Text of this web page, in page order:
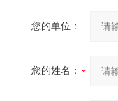
您的单位：
您的姓名：